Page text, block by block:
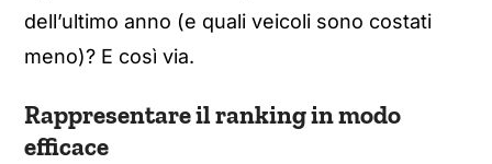
dell’ultimo anno (e quali veicoli sono costati
meno)? E così via.
Rappresentare il ranking in modo
efficace